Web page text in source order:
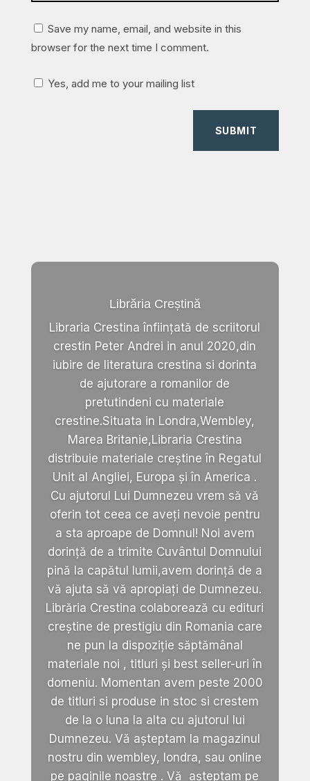
Save my name, email, and website in this
browser for the next time I comment.
Yes, add me to your mailing list
SUBMIT
Librăria Creștină
Libraria Crestina înființată de scriitorul
crestin Peter Andrei in anul 2020,din
iubire de literatura crestina si dorinta
de ajutorare a romanilor de
pretutindeni cu materiale
crestine.Situata in Londra,Wembley,
Marea Britanie,Libraria Crestina
distribuie materiale creștine în Regatul
Unit al Angliei, Europa și în America .
Cu ajutorul Lui Dumnezeu vrem să vă
oferin tot ceea ce aveți nevoie pentru
a sta aproape de Domnul! Noi avem
dorință de a trimite Cuvântul Domnului
pină la capătul lumii,avem dorință de a
vă ajuta să vă apropiați de Dumnezeu.
Librăria Crestina colaborează cu edituri
creștine de prestigiu din Romania care
ne pun la dispoziție săptămânal
materiale noi , titluri și best seller-uri în
domeniu. Momentan avem peste 2000
de titluri si produse in stoc si crestem
de la o luna la alta cu ajutorul lui
Dumnezeu. Vă așteptam la magazinul
nostru din wembley, londra, sau online
pe paginile noastre . Vă așteptam pe